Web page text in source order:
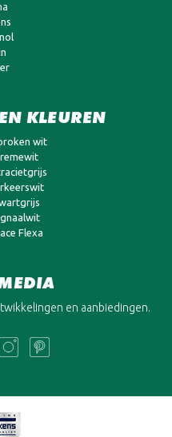
KLEUREN
wit
Flexa
en aanbiedingen.